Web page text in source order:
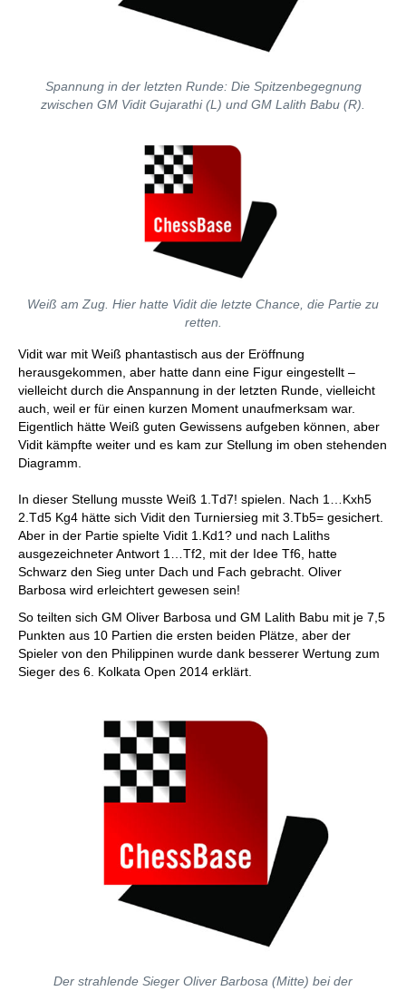
Spannung in der letzten Runde: Die Spitzenbegegnung
zwischen GM Vidit Gujarathi (L) und GM Lalith Babu (R).
Weiß am Zug. Hier hatte Vidit die letzte Chance, die Partie zu
retten.
Vidit war mit Weiß phantastisch aus der Eröffnung
herausgekommen, aber hatte dann eine Figur eingestellt –
vielleicht durch die Anspannung in der letzten Runde, vielleicht
auch, weil er für einen kurzen Moment unaufmerksam war.
Eigentlich hätte Weiß guten Gewissens aufgeben können, aber
Vidit kämpfte weiter und es kam zur Stellung im oben stehenden
Diagramm.
In dieser Stellung musste Weiß 1.Td7! spielen. Nach 1…Kxh5
2.Td5 Kg4 hätte sich Vidit den Turniersieg mit 3.Tb5= gesichert.
Aber in der Partie spielte Vidit 1.Kd1? und nach Laliths
ausgezeichneter Antwort 1…Tf2, mit der Idee Tf6, hatte
Schwarz den Sieg unter Dach und Fach gebracht. Oliver
Barbosa wird erleichtert gewesen sein!
So teilten sich GM Oliver Barbosa und GM Lalith Babu mit je 7,5
Punkten aus 10 Partien die ersten beiden Plätze, aber der
Spieler von den Philippinen wurde dank besserer Wertung zum
Sieger des 6. Kolkata Open 2014 erklärt.
Der strahlende Sieger Oliver Barbosa (Mitte) bei der